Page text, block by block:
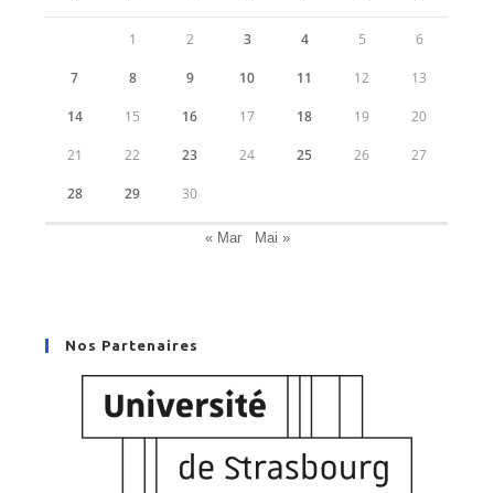
1 2 3 4 5 6
7 8 9 10 11 12 13
14 15 16 17 18 19 20
21 22 23 24 25 26 27
28 29 30
« Mar Mai »
Nos Partenaires